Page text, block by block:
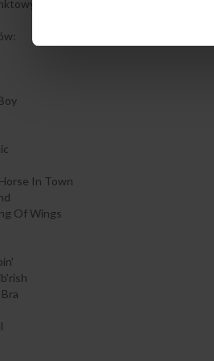
i lakierem piaskowym.
In Town
Of Wings